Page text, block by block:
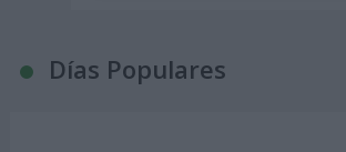
Días Populares